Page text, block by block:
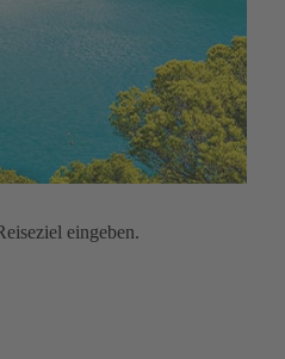
eingeben.